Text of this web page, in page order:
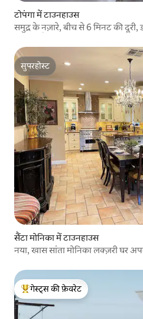
टोपंगा में टाउनहाउस
समुद्र के नज़ारे, बीच से 6 मिनट की
सुपरहोस्ट
सुपरहोस्ट
सैंटा मोनिका में टाउनहाउस
नया, खास सांता मोनिका लक्ज़री घर
गेस्ट्स का टॉप फ़ेवरेट
गेस्ट्स की फ़ेवरेट